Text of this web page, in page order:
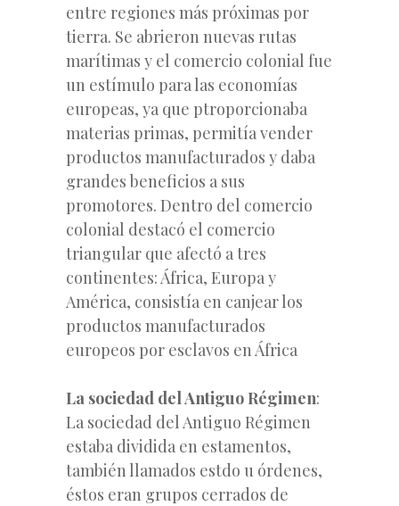
entre regiones más próximas por
tierra. Se abrieron nuevas rutas
marítimas y el comercio colonial fue
un estímulo para las economías
europeas, ya que ptroporcionaba
materias primas, permitía vender
productos manufacturados y daba
grandes beneficios a sus
promotores. Dentro del comercio
colonial destacó el comercio
triangular que afectó a tres
continentes: África, Europa y
América, consistía en canjear los
productos manufacturados
europeos por esclavos en África
La sociedad del Antiguo Régimen:
La sociedad del Antiguo Régimen
estaba dividida en estamentos,
también llamados estdo u órdenes,
éstos eran grupos cerrados de